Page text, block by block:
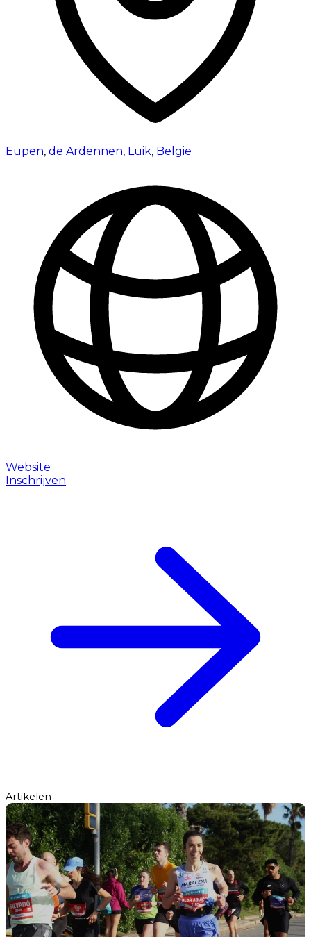
Eupen, de Ardennen, Luik, België
Website
Inschrijven
Artikelen